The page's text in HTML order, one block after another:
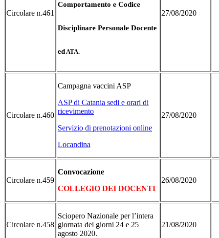
Circolare n.461
Comportamento e Codice
Disciplinare Personale Docente
edATA.
27/08/2020
Circolare n.460
Campagna vaccini ASP
ASP di Catania sedi e orari di
ricevimento
Servizio di prenotazioni online
Locandina
27/08/2020
Circolare n.459
Convocazione
COLLEGIO DEI DOCENTI
26/08/2020
Circolare n.458
Sciopero Nazionale per l’intera
giornata dei giorni 24 e 25
agosto 2020.
21/08/2020